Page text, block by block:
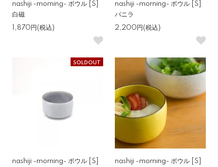
nashiji -morning- ボウル [S]
白磁
1,870円(税込)
nashiji -morning- ボウル [S]
バニラ
2,200円(税込)
SOLDOUT
nashiji -morning- ボウル [S]
nashiji -morning- ボウル [S]